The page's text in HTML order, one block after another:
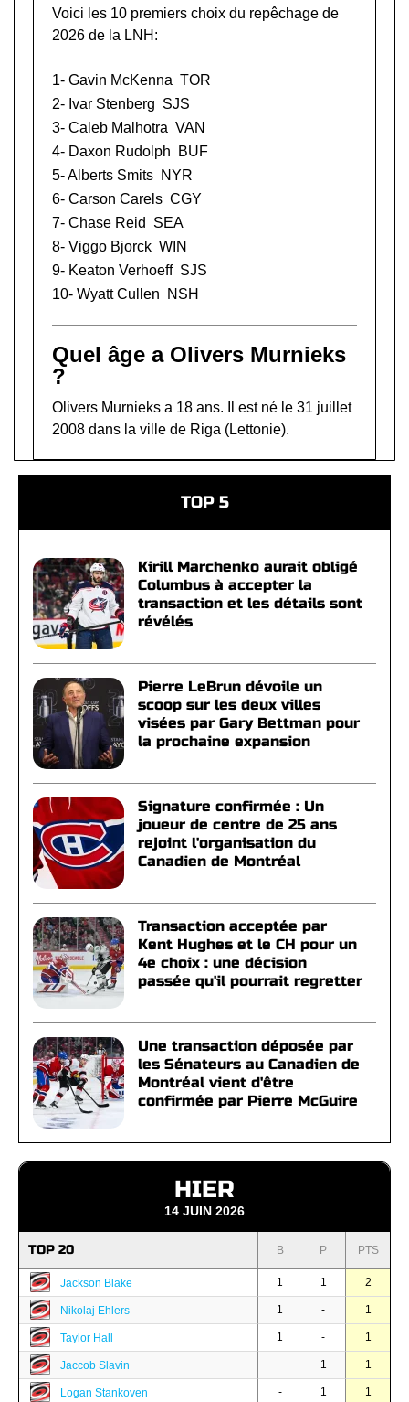
Voici les 10 premiers choix du repêchage de
2026 de la LNH:
1- Gavin McKenna TOR
2- Ivar Stenberg SJS
3- Caleb Malhotra VAN
4- Daxon Rudolph
BUF
5-Alberts Smits NYR
6- Carson Carels CGY
7- Chase Reid
SEA
8- Viggo Bjorck WIN
9- Keaton Verhoeff SJS
10- Wyatt Cullen NSH
Quel âge a Olivers Murnieks
?
Olivers Murnieks a 18 ans. Il est né le 31 juillet
2008 dans la ville de Riga (Lettonie).
TOP 5
Kirill Marchenko aurait obligé
Columbus à accepter la
transaction et les détails sont
révélés
Pierre LeBrun dévoile un
scoop sur les deux villes
visées par Gary Bettman pour
la prochaine expansion
Signature confirmée : Un
joueur de centre de 25 ans
rejoint l'organisation du
Canadien de Montréal
Transaction acceptée par
Kent Hughes et le CH pour un
4e choix : une décision
passée qu'il pourrait regretter
Une transaction déposée par
les Sénateurs au Canadien de
Montréal vient d'être
confirmée par Pierre McGuire
HIER
14 JUIN 2026
TOP 20 B P PTS
Jackson Blake 1 1 2
Nikolaj Ehlers 1 - 1
Taylor Hall 1 - 1
Jaccob Slavin - 1 1
Logan Stankoven - 1 1